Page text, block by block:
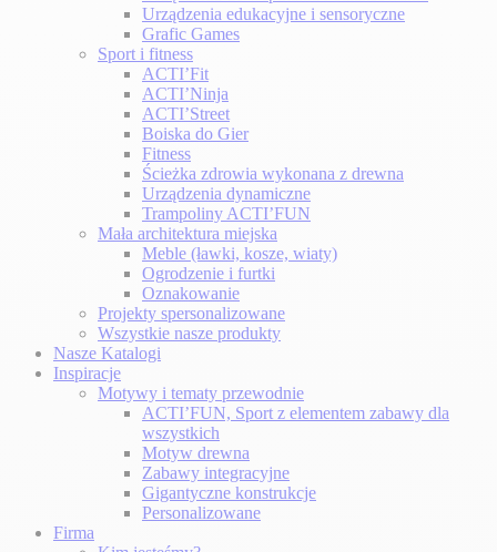
Urządzenia edukacyjne i sensoryczne
Grafic Games
Sport i fitness
ACTI’Fit
ACTI’Ninja
ACTI’Street
Boiska do Gier
Fitness
Ścieżka zdrowia wykonana z drewna
Urządzenia dynamiczne
Trampoliny ACTI’FUN
Mała architektura miejska
Meble (ławki, kosze, wiaty)
Ogrodzenie i furtki
Oznakowanie
Projekty spersonalizowane
Wszystkie nasze produkty
Nasze Katalogi
Inspiracje
Motywy i tematy przewodnie
ACTI’FUN, Sport z elementem zabawy dla
wszystkich
Motyw drewna
Zabawy integracyjne
Gigantyczne konstrukcje
Personalizowane
Firma